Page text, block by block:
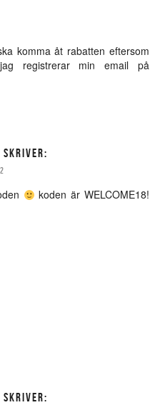
komma åt rabatten eftersom
registrerar min email på
SKRIVER:
koden är WELCOME18!
SKRIVER: